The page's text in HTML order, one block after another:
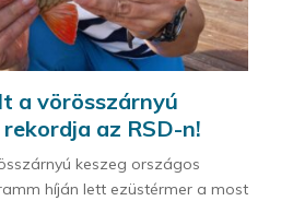
a vörösszárnyú
az RSD-n!
keszeg országos
híján lett ezüstérmer a most